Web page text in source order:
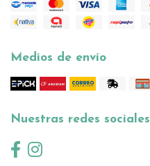
Medios de envío
Nuestras redes sociales